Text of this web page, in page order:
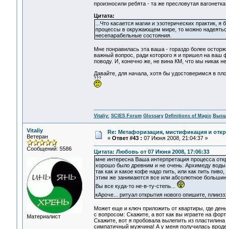
произносили ребята - та же пресловутая
Цитата:
...Что касается магии и эзотерических практик,
процессы в окружающем мире, то можно
несепарабельные состояния.
Мне понравилась эта ваша - гораздо более
важный вопрос, ради которого я и пришел на ваш
поводу. И, конечно же, не вина КМ, что мы никак
Давайте, для начала, хотя бы удостоверимся в
Vitaliy: SCIES Forum Glossary Definitions of Magic
Vitaliy
Ветеран
Сообщений: 5586
Материалист
Re: Метафоризация, мистификация и
« Ответ #43 : 07 Июня 2008, 21:04:37 »
Цитата: Любовь от 07 Июня 2008, 17:06:33
мне интересна Ваша интерпретация процесса
хорошо было древним и не очень: Архимеду
так как и какое кофе надо пить, или как пить
этим же занимаются все или абсолютное
Вы все куда-то не-в-ту-степь...
кАроче... ритуал открытия нового опишите,
Может еще и ключ приложить от квартиры, где
с вопросом: Скажите, а вот как вы играете на
Скажите, вот я пробовала вылепить из
симпатичный мужчина! А у меня получилась